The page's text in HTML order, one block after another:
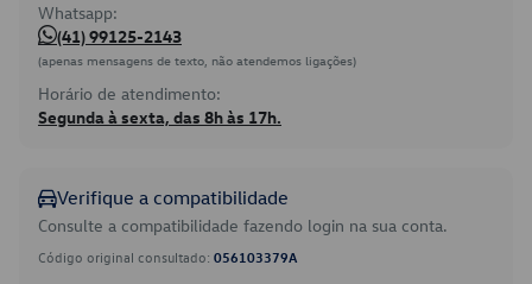
Whatsapp:
(41) 99125-2143
(apenas mensagens de texto, não atendemos ligações)
Horário de atendimento:
Segunda à sexta, das 8h às 17h.
Verifique a compatibilidade
Consulte a compatibilidade fazendo login na sua conta.
Código original consultado: 056103379A